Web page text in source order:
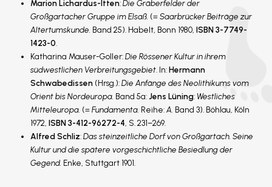
Marion Lichardus-Itten:Die Gräberfelder der
Großgartacher Gruppe im Elsaß. (=Saarbrücker Beiträge zur
Altertumskunde. Band 25). Habelt, Bonn 1980, ISBN 3-7749-
1423-0
Katharina Mauser-Goller:Die Rössener Kultur in ihrem
südwestlichen Verbreitungsgebiet . In:Hermann
Schwabedissen (Hrsg.):Die Anfänge des Neolithikums vom
Orient bis Nordeuropa. Band 5a: Jens Lüning: Westliches
Mitteleuropa. (=Fundamenta. Reihe:A. Band 3). Böhlau, Köln
1972, ISBN 3-412-96272-4, S. 231–269.
Alfred Schliz:Das steinzeitliche Dorf von Großgartach. Seine
Kultur und die spätere vorgeschichtliche Besiedlung der
Gegend. Enke, Stuttgart 1901.